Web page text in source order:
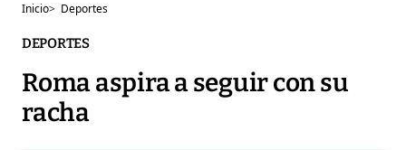
Inicio> Deportes
DEPORTES
Roma aspira a seguir con su
racha